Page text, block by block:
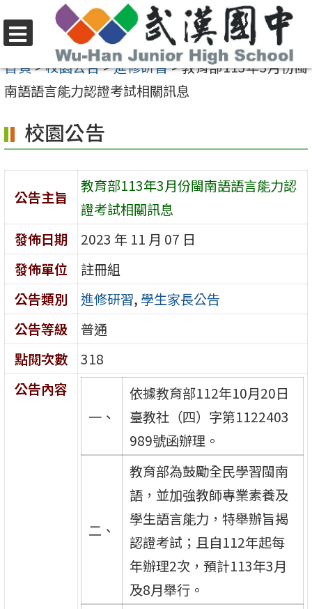
至
要
容
區
選
單
首頁>校園公告>進修研習>教育部113年3月份閩
南語語言能力認證考試相關訊息
校園公告
公告主旨
教育部113年3月份閩南語語言能力認
證考試相關訊息
發佈日期
2023 年 11 月 07 日
發佈單位
註冊組
公告類別
進修研習, 學生家長公告
公告等級
普通
點閱次數
318
公告內容
一、
依據教育部112年10月20日
臺教社（四）字第1122403
989號函辦理。
二、
教育部為鼓勵全民學習閩南
語，並加強教師專業素養及
學生語言能力，特舉辦旨揭
認證考試；且自112年起每
年辦理2次，預計113年3月
及8月舉行。